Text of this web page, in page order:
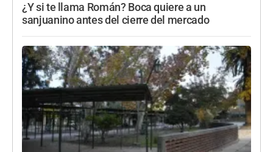
¿Y si te llama Román? Boca quiere a un
sanjuanino antes del cierre del mercado